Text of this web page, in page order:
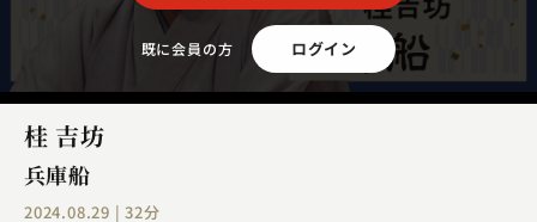
既に会員の方 ログイン
桂 吉坊
兵庫船
2024.08.29 | 32分